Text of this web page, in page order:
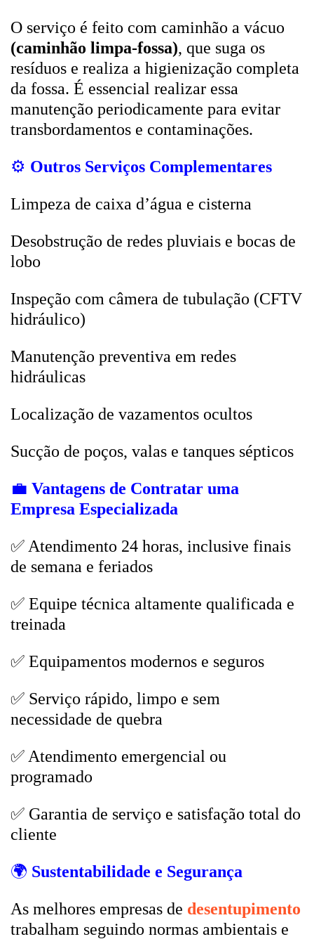
O serviço é feito com caminhão a vácuo
(caminhão limpa-fossa), que suga os
resíduos e realiza a higienização completa
da fossa. É essencial realizar essa
manutenção periodicamente para evitar
transbordamentos e contaminações.
⚙️ Outros Serviços Complementares
Limpeza de caixa d’água e cisterna
Desobstrução de redes pluviais e bocas de
lobo
Inspeção com câmera de tubulação (CFTV
hidráulico)
Manutenção preventiva em redes
hidráulicas
Localização de vazamentos ocultos
Sucção de poços, valas e tanques sépticos
💼 Vantagens de Contratar uma
Empresa Especializada
✅ Atendimento 24 horas, inclusive finais
de semana e feriados
✅ Equipe técnica altamente qualificada e
treinada
✅ Equipamentos modernos e seguros
✅ Serviço rápido, limpo e sem
necessidade de quebra
✅ Atendimento emergencial ou
programado
✅ Garantia de serviço e satisfação total do
cliente
🌍 Sustentabilidade e Segurança
As melhores empresas de desentupimento
trabalham seguindo normas ambientais e